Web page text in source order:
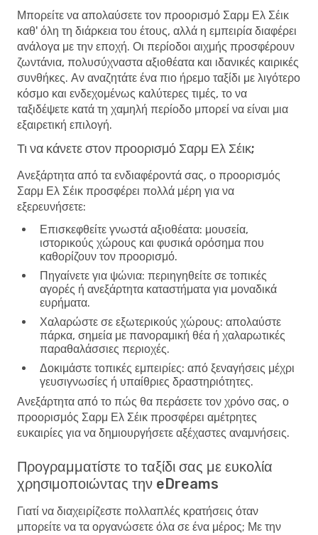
Μπορείτε να απολαύσετε τον προορισμό Σαρμ Ελ Σέικ
καθ' όλη τη διάρκεια του έτους, αλλά η εμπειρία διαφέρει
ανάλογα με την εποχή. Οι περίοδοι αιχμής προσφέρουν
ζωντάνια, πολυσύχναστα αξιοθέατα και ιδανικές καιρικές
συνθήκες. Αν αναζητάτε ένα πιο ήρεμο ταξίδι με λιγότερο
κόσμο και ενδεχομένως καλύτερες τιμές, το να
ταξιδέψετε κατά τη χαμηλή περίοδο μπορεί να είναι μια
εξαιρετική επιλογή.
Τι να κάνετε στον προορισμό Σαρμ Ελ Σέικ;
Ανεξάρτητα από τα ενδιαφέροντά σας, ο προορισμός
Σαρμ Ελ Σέικ προσφέρει πολλά μέρη για να
εξερευνήσετε:
Επισκεφθείτε γνωστά αξιοθέατα: μουσεία,
ιστορικούς χώρους και φυσικά ορόσημα που
καθορίζουν τον προορισμό.
Πηγαίνετε για ψώνια: περιηγηθείτε σε τοπικές
αγορές ή ανεξάρτητα καταστήματα για μοναδικά
ευρήματα.
Χαλαρώστε σε εξωτερικούς χώρους: απολαύστε
πάρκα, σημεία με πανοραμική θέα ή χαλαρωτικές
παραθαλάσσιες περιοχές.
Δοκιμάστε τοπικές εμπειρίες: από ξεναγήσεις μέχρι
γευσιγνωσίες ή υπαίθριες δραστηριότητες.
Ανεξάρτητα από το πώς θα περάσετε τον χρόνο σας, ο
προορισμός Σαρμ Ελ Σέικ προσφέρει αμέτρητες
ευκαιρίες για να δημιουργήσετε αξέχαστες αναμνήσεις.
Προγραμματίστε το ταξίδι σας με ευκολία
χρησιμοποιώντας την eDreams
Γιατί να διαχειρίζεστε πολλαπλές κρατήσεις όταν
μπορείτε να τα οργανώσετε όλα σε ένα μέρος; Με την